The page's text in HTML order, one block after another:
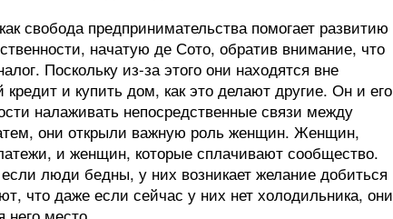
свобода предпринимательства помогает развитию
начатую де Сото, обратив внимание, что
Поскольку из-за этого они находятся вне
и купить дом, как это делают другие. Он и его
налаживать непосредственные связи между
они открыли важную роль женщин. Женщин,
и женщин, которые сплачивают сообщество.
люди бедны, у них возникает желание добиться
что даже если сейчас у них нет холодильника, они